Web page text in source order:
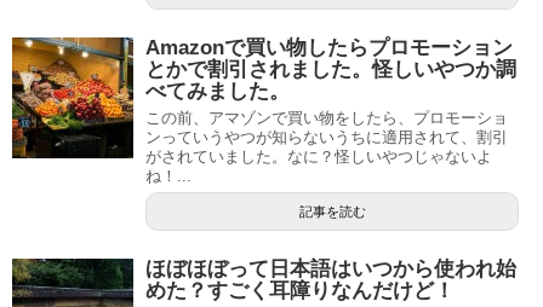
Amazonで買い物したらプロモーション
とかで割引されました。怪しいやつか調
べてみました。
この前、アマゾンで買い物をしたら、プロモーショ
ンっていうやつが知らないうちに適用されて、割引
がされていました。なに？怪しいやつじゃないよ
ね！...
記事を読む
ほぼほぼって日本語はいつから使われ始
めた？すごく耳障りなんだけど！